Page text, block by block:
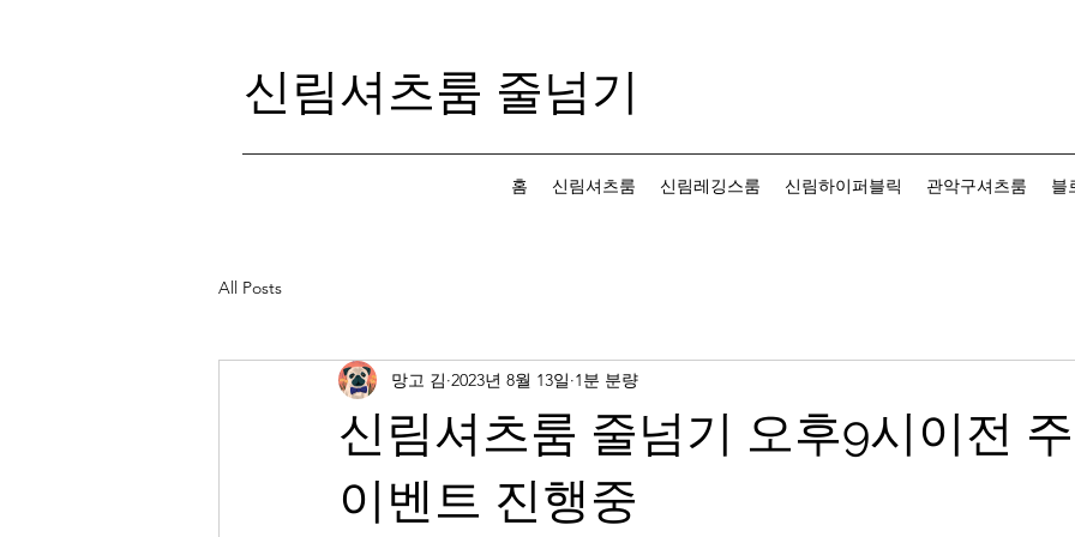
신림셔츠룸 줄넘기
홈 신림셔츠룸 신림레깅스룸 신림하이퍼블릭 관악구셔츠룸 블
All Posts
신림셔츠룸 줄넘기 오후9시이전
이벤트 진행중
망고 김 2023년 8월 13일 1분 분량